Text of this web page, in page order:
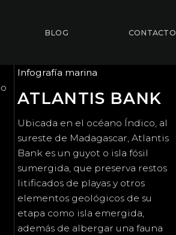
BLOG CONTACTO
Infografía marina
ATLANTIS BANK
Ubicada en el océano Índico, al
sureste de Madagascar, Atlantis
Bank es un guyot o isla fósil
sumergida, que preserva restos
litificados de playas y otros
elementos geológicos de su
etapa como isla emergida,
además de albergar una fauna